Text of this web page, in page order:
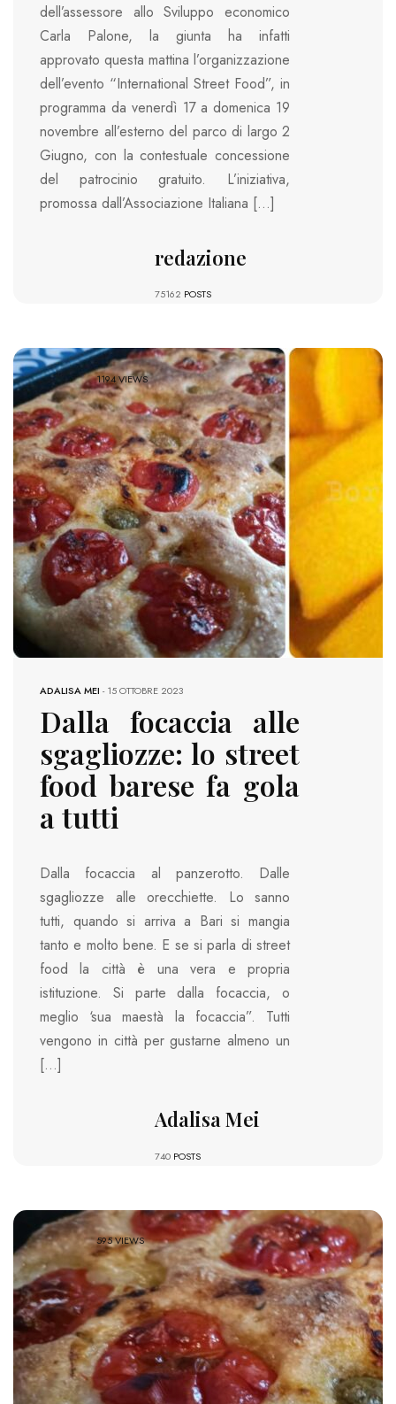
dell’assessore allo Sviluppo economico
Carla Palone, la giunta ha infatti
approvato questa mattina l’organizzazione
dell’evento “International Street Food”, in
programma da venerdì 17 a domenica 19
novembre all’esterno del parco di largo 2
Giugno, con la contestuale concessione
del patrocinio gratuito. L’iniziativa,
promossa dall’Associazione Italiana […]
redazione
75162 POSTS
1194 VIEWS
ADALISA MEI -15 OTTOBRE 2023
Dalla focaccia alle
sgagliozze: lo street
food barese fa gola
a tutti
Dalla focaccia al panzerotto. Dalle
sgagliozze alle orecchiette. Lo sanno
tutti, quando si arriva a Bari si mangia
tanto e molto bene. E se si parla di street
food la città è una vera e propria
istituzione. Si parte dalla focaccia, o
meglio ‘sua maestà la focaccia”. Tutti
vengono in città per gustarne almeno un
[…]
Adalisa Mei
740 POSTS
595 VIEWS